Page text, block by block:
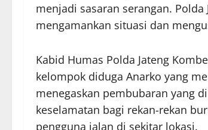
menjadi sasaran serangan.
mengamankan situasi dan
Kabid Humas Polda Jateng
kelompok diduga Anarko yang
menegaskan pembubaran yang
keselamatan bagi rekan-rekan
pengguna jalan di sekitar lokasi.